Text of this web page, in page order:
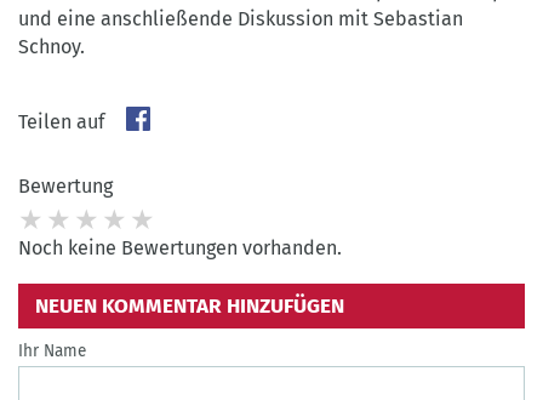
und eine anschließende Diskussion mit Sebastian
Schnoy.
Teilen auf
Bewertung
Noch keine Bewertungen vorhanden.
NEUEN KOMMENTAR HINZUFÜGEN
Ihr Name